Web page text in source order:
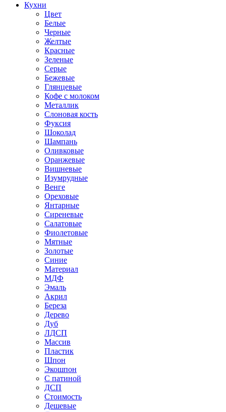
Кухни
Цвет
Белые
Черные
Желтые
Красные
Зеленые
Серые
Бежевые
Глянцевые
Кофе с молоком
Металлик
Слоновая кость
Фуксия
Шоколад
Шампань
Оливковые
Оранжевые
Вишневые
Изумрудные
Венге
Ореховые
Янтарные
Сиреневые
Салатовые
Фиолетовые
Мятные
Золотые
Синие
Материал
МДФ
Эмаль
Акрил
Береза
Дерево
Дуб
ЛДСП
Массив
Пластик
Шпон
Экошпон
С патиной
ДСП
Стоимость
Дешевые